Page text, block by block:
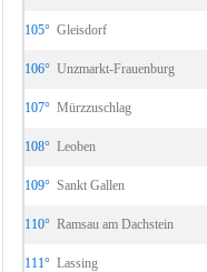
105° Gleisdorf
106° Unzmarkt-Frauenburg
107° Mürzzuschlag
108° Leoben
109° Sankt Gallen
110° Ramsau am Dachstein
111° Lassing